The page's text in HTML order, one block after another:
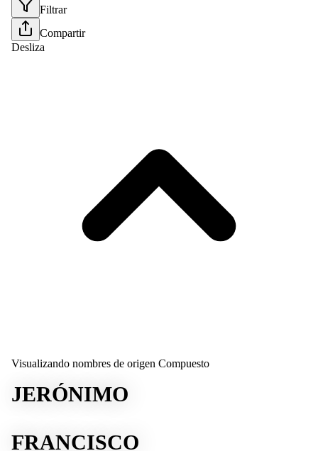
Filtrar
Compartir
Desliza
Visualizando nombres de origen Compuesto
JERÓNIMO
FRANCISCO